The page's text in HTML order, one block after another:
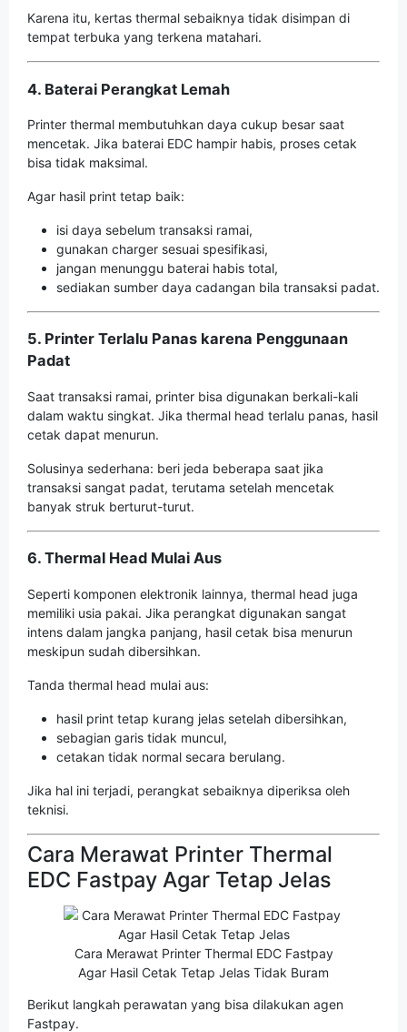
Karena itu, kertas thermal sebaiknya tidak disimpan di
tempat terbuka yang terkena matahari.
4. Baterai Perangkat Lemah
Printer thermal membutuhkan daya cukup besar saat
mencetak. Jika baterai EDC hampir habis, proses cetak
bisa tidak maksimal.
Agar hasil print tetap baik:
isi daya sebelum transaksi ramai,
gunakan charger sesuai spesifikasi,
jangan menunggu baterai habis total,
sediakan sumber daya cadangan bila transaksi padat.
5. Printer Terlalu Panas karena Penggunaan
Padat
Saat transaksi ramai, printer bisa digunakan berkali-kali
dalam waktu singkat. Jika thermal head terlalu panas, hasil
cetak dapat menurun.
Solusinya sederhana: beri jeda beberapa saat jika
transaksi sangat padat, terutama setelah mencetak
banyak struk berturut-turut.
6. Thermal Head Mulai Aus
Seperti komponen elektronik lainnya, thermal head juga
memiliki usia pakai. Jika perangkat digunakan sangat
intens dalam jangka panjang, hasil cetak bisa menurun
meskipun sudah dibersihkan.
Tanda thermal head mulai aus:
hasil print tetap kurang jelas setelah dibersihkan,
sebagian garis tidak muncul,
cetakan tidak normal secara berulang.
Jika hal ini terjadi, perangkat sebaiknya diperiksa oleh
teknisi.
Cara Merawat Printer Thermal
EDC Fastpay Agar Tetap Jelas
Cara Merawat Printer Thermal EDC Fastpay
Agar Hasil Cetak Tetap Jelas Tidak Buram
Berikut langkah perawatan yang bisa dilakukan agen
Fastpay.